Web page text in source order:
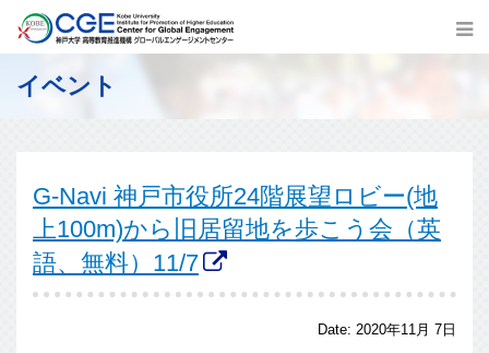
イベント
G-Navi 神戸市役所24階展望ロビー(地
上100m)から旧居留地を歩こう会（英
語、無料）11/7
Date: 2020年11月 7日